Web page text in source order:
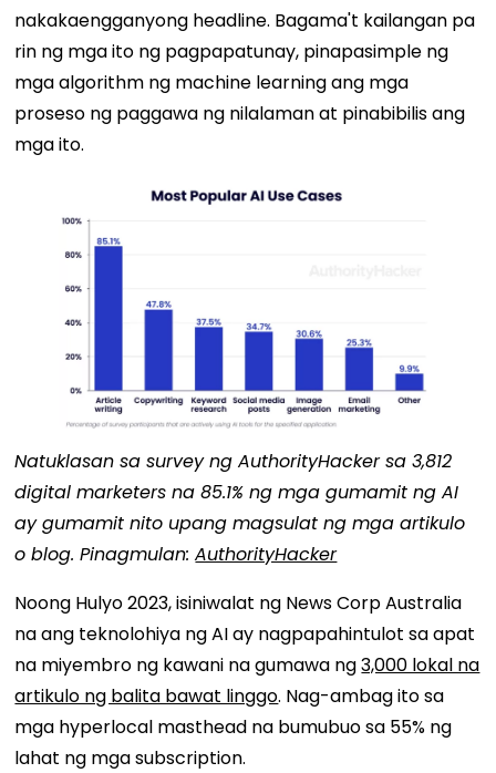
nakakaengganyong headline. Bagama't kailangan pa
rin ng mga ito ng pagpapatunay, pinapasimple ng
mga algorithm ng machine learning ang mga
proseso ng paggawa ng nilalaman at pinabibilis ang
mga ito.
Natuklasan sa survey ng AuthorityHacker sa 3,812
digital marketers na 85.1% ng mga gumamit ng AI
ay gumamit nito upang magsulat ng mga artikulo
o blog. Pinagmulan:AuthorityHacker
Noong Hulyo 2023, isiniwalat ng News Corp Australia
na ang teknolohiya ng AI ay nagpapahintulot sa apat
na miyembro ng kawani na gumawa ng3,000 lokal na
artikulo ng balita bawat linggo. Nag-ambag ito sa
mga hyperlocal masthead na bumubuo sa 55% ng
lahat ng mga subscription.